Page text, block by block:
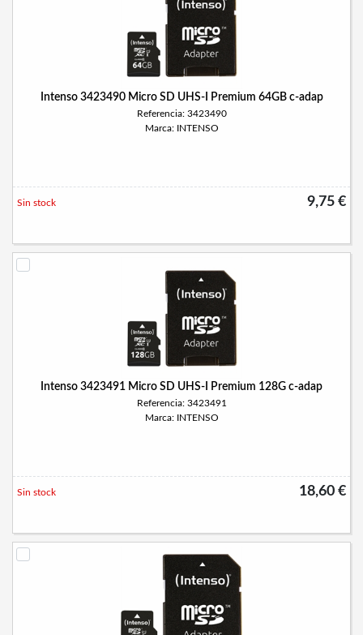
Intenso 3423490 Micro SD UHS-I Premium 64GB c-adap
Referencia: 3423490
Marca: INTENSO
9,75 €
Sin stock
Intenso 3423491 Micro SD UHS-I Premium 128G c-adap
Referencia: 3423491
Marca: INTENSO
18,60 €
Sin stock